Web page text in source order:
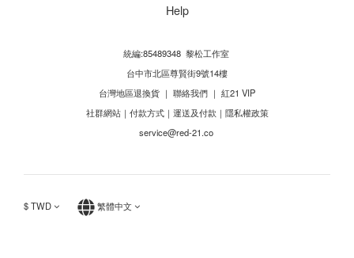
Help
統編:85489348 黎松工作室
台中市北區尊賢街9號14樓
台灣地區退換貨 ｜ 聯絡我們 ｜ 紅21 VIP
社群網站｜ 付款方式｜ 運送及付款 ｜ 隱私權政策
service@red-21.co
$TWD 繁體中文